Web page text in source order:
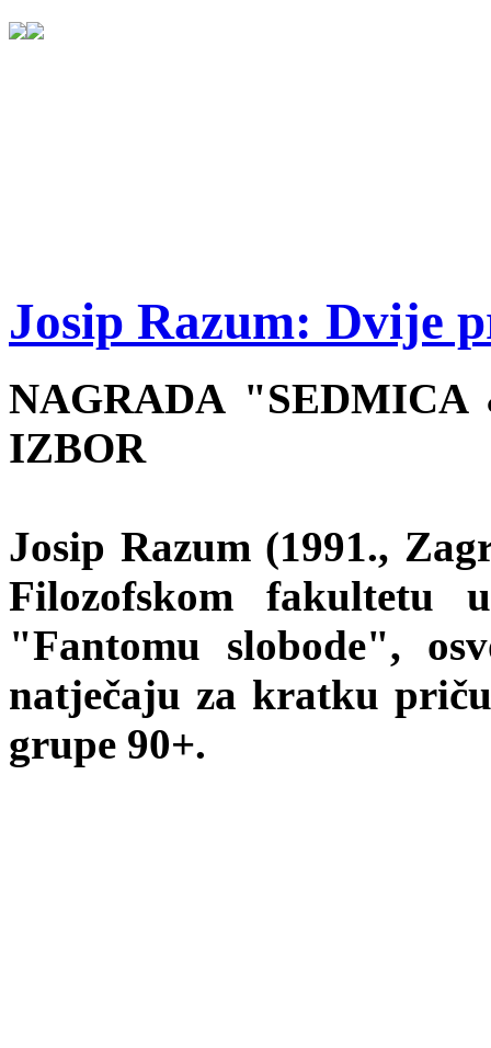
Josip Razum: Dvije
NAGRADA
IZBOR
Josip Razum (1991.,
Filozofskom fakultetu
"Fantomu slobode",
natječaju za kratku
grupe 90+.